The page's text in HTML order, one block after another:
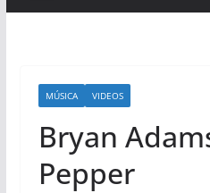
MÚSICA VIDEOS
Bryan
Pepper